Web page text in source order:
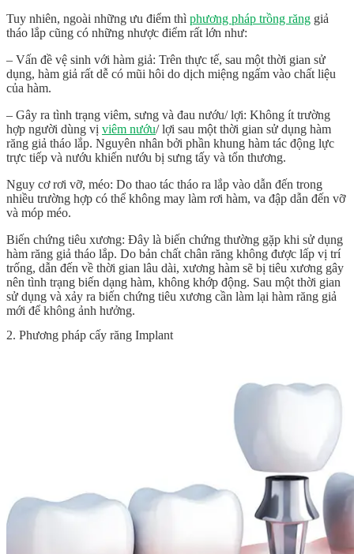
Tuy nhiên, ngoài những ưu điểm thì phương pháp trồng răng giả
tháo lắp cũng có những nhược điểm rất lớn như:
– Vấn đề vệ sinh với hàm giả: Trên thực tế, sau một thời gian sử
dụng, hàm giả rất dễ có mũi hôi do dịch miệng ngấm vào chất liệu
của hàm.
– Gây ra tình trạng viêm, sưng và đau nướu/ lợi: Không ít trường
hợp người dùng vị viêm nướu/ lợi sau một thời gian sử dụng hàm
răng giả tháo lắp. Nguyên nhân bởi phần khung hàm tác động lực
trực tiếp và nướu khiến nướu bị sưng tấy và tổn thương.
Nguy cơ rơi vỡ, méo: Do thao tác tháo ra lắp vào dẫn đến trong
nhiều trường hợp có thể không may làm rơi hàm, va đập dẫn đến vỡ
và móp méo.
Biến chứng tiêu xương: Đây là biến chứng thường gặp khi sử dụng
hàm răng giả tháo lắp. Do bản chất chân răng không được lấp vị trí
trống, dẫn đến về thời gian lâu dài, xương hàm sẽ bị tiêu xương gây
nên tình trạng biến dạng hàm, không khớp động. Sau một thời gian
sử dụng và xảy ra biến chứng tiêu xương cần làm lại hàm răng giả
mới để không ảnh hưởng.
2. Phương pháp cấy răng Implant